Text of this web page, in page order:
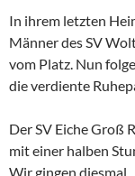
In ihrem letzten
Männer des SV
vom Platz. Nun
die verdiente
Der SV Eiche Groß
mit einer halben
Wir gingen diesmal